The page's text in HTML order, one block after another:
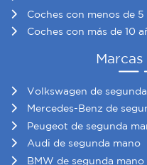
Coches con menos de 5
Coches con más de 10
Volkswagen de
Mercedes-Benz de
Peugeot de segunda
Audi de segunda mano
BMW de segunda mano